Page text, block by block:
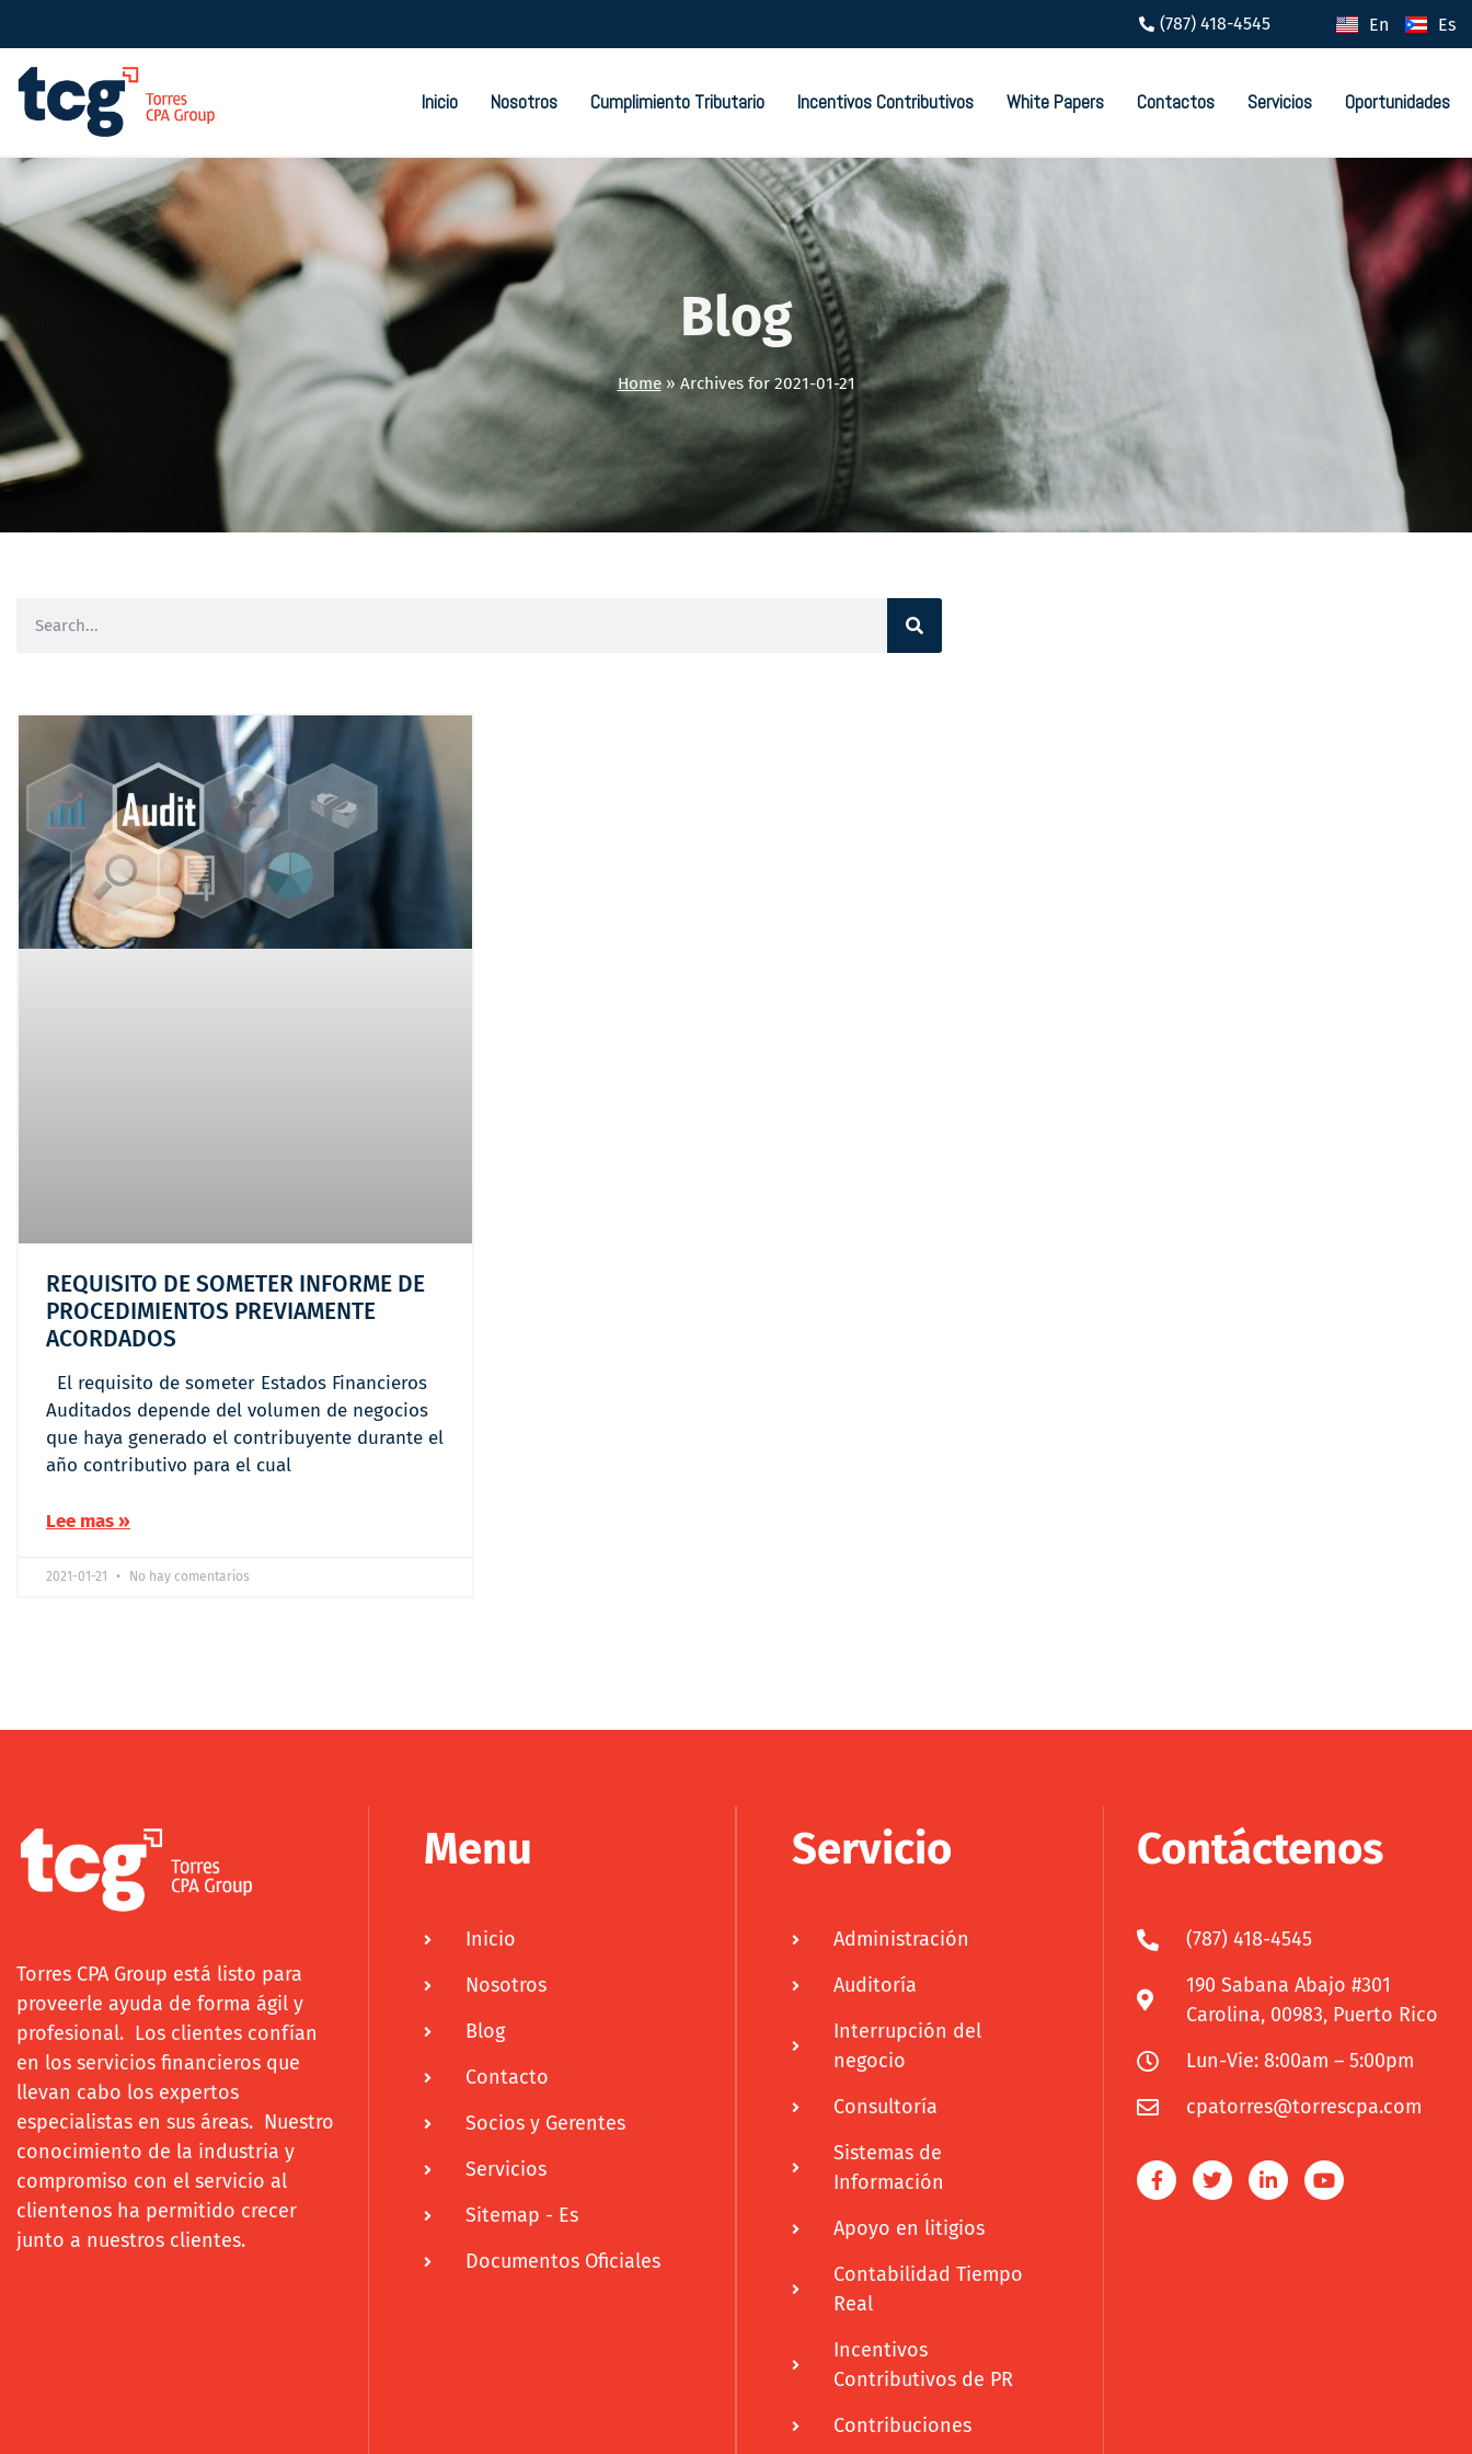
(787) 418-4545 En Es
Inicio Nosotros Cumplimiento Tributario Incentivos Contributivos White Papers Contactos Servicios Oportunidades
Blog
Home» Archives for 2021-01-21
REQUISITO DE SOMETER INFORME DE
PROCEDIMIENTOS PREVIAMENTE
ACORDADOS
El requisito de someter Estados Financieros
Auditados depende del volumen de negocios
que haya generado el contribuyente durante el
año contributivo para el cual
Lee mas »
2021-01-21 No hay comentarios
Torres CPA Group está listo para
proveerle ayuda de forma ágil y
profesional. Los clientes confían
en los servicios financieros que
llevan cabo los expertos
especialistas en sus áreas. Nuestro
conocimiento de la industria y
compromiso con el servicio al
clientenos ha permitido crecer
junto a nuestros clientes.
Menu
Inicio
Nosotros
Blog
Contacto
Socios y Gerentes
Servicios
Sitemap - Es
Documentos Oficiales
Servicio
Administración
Auditoría
Interrupción del
negocio
Consultoría
Sistemas de
Información
Apoyo en litigios
Contabilidad Tiempo
Real
Incentivos
Contributivos de PR
Contribuciones
Contáctenos
(787) 418-4545
190 Sabana Abajo #301
Carolina, 00983, Puerto Rico
Lun-Vie: 8:00am – 5:00pm
cpatorres@torrescpa.com